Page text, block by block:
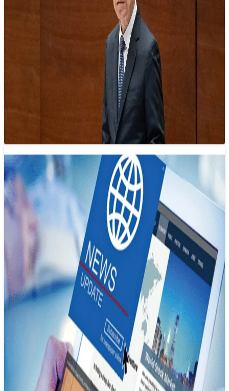
Báo chí muốn giữ vững vị thế của mình
thì cần làm khác mạng xã hội
Báo chí muốn giữ vững vị thế của mình thì cần làm khác
mạng xã hội, quay về với giá trị cốt lõi…
Báo chí số và bản “giao hưởng” đa
phương tiện
09/11/2024 21:12
Ngày này, khi nhắc đến “báo chí” ta không thể không nói
đến “báo chí số” – một khái niệm không còn xa…